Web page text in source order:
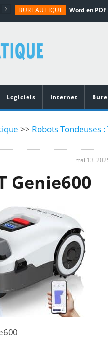
BUREAUTIQUE
TUTORIALS
MATÉRIEL
Logiciels Internet
>> Robots Tondeuses
mai 13,
Genie600